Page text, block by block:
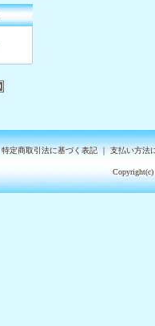
特定商取引法に基づく表記｜支払い方法